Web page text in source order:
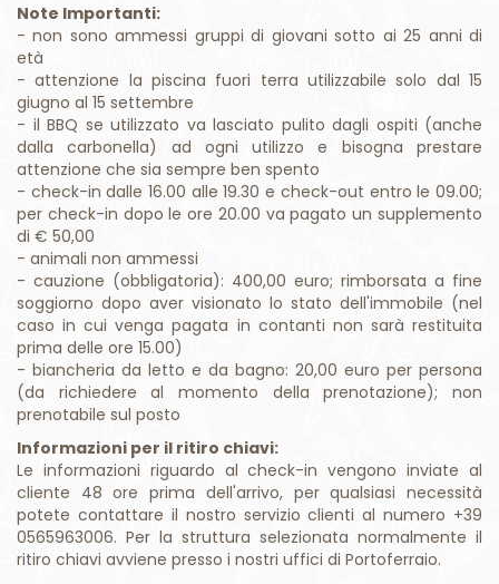
Note Importanti:
- non sono ammessi gruppi di giovani sotto ai 25 anni di
età
- attenzione la piscina fuori terra utilizzabile solo dal 15
giugno al 15 settembre
- il BBQ se utilizzato va lasciato pulito dagli ospiti (anche
dalla carbonella) ad ogni utilizzo e bisogna prestare
attenzione che sia sempre ben spento
- check-in dalle 16.00 alle 19.30 e check-out entro le 09.00;
per check-in dopo le ore 20.00 va pagato un supplemento
di € 50,00
- animali non ammessi
- cauzione (obbligatoria): 400,00 euro; rimborsata a fine
soggiorno dopo aver visionato lo stato dell'immobile (nel
caso in cui venga pagata in contanti non sarà restituita
prima delle ore 15.00)
- biancheria da letto e da bagno: 20,00 euro per persona
(da richiedere al momento della prenotazione); non
prenotabile sul posto
Informazioni per il ritiro chiavi:
Le informazioni riguardo al check-in vengono inviate al
cliente 48 ore prima dell'arrivo, per qualsiasi necessità
potete contattare il nostro servizio clienti al numero +39
0565963006. Per la struttura selezionata normalmente il
ritiro chiavi avviene presso i nostri uffici di Portoferraio.